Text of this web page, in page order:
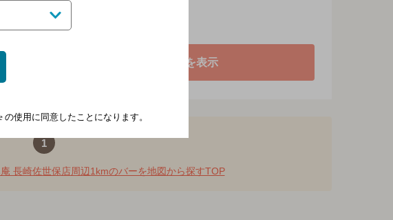
地図を表示
1
長崎佐世保店周辺1kmのバーを地図から探すTOP
の使用に同意したことになります。